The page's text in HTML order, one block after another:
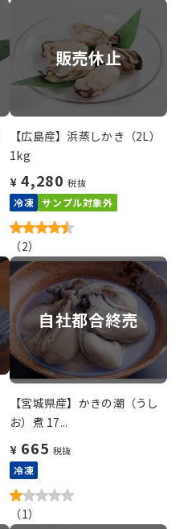
販売休止
【広島産】浜蒸しかき（2L）
1kg
¥ 4,280 税抜
冷凍 サンプル対象外
（2）
自社都合終売
【宮城県産】かきの潮（うし
お）煮 17...
¥ 665 税抜
冷凍
（1）